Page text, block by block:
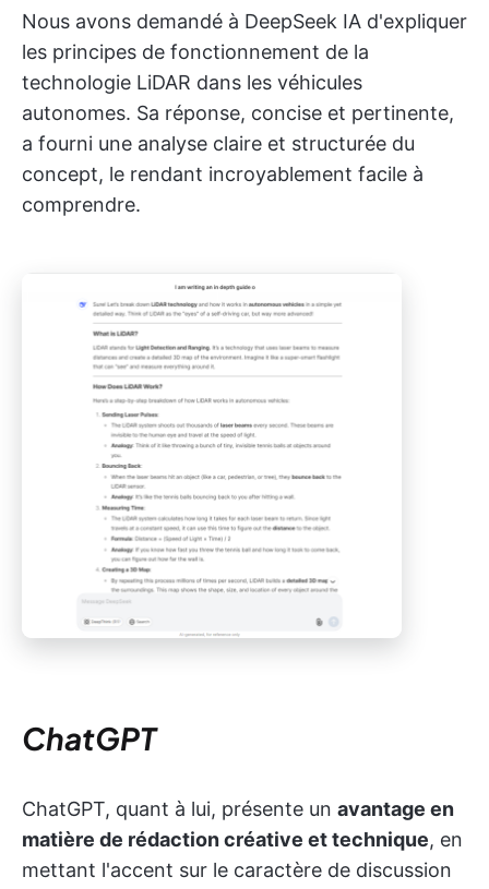
Nous avons demandé à DeepSeek IA d'expliquer
les principes de fonctionnement de la
technologie LiDAR dans les véhicules
autonomes. Sa réponse, concise et pertinente,
a fourni une analyse claire et structurée du
concept, le rendant incroyablement facile à
comprendre.
ChatGPT
ChatGPT, quant à lui, présente un avantage en
matière de rédaction créative et technique, en
mettant l'accent sur le caractère de discussion